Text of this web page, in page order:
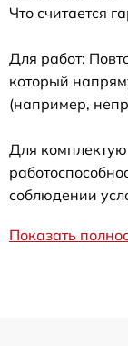
Что считается
Для работ:
который
(например,
Для
соблюдении
Показать